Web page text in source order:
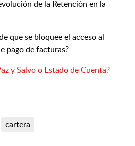
de la Retención en la
que se bloquee el acceso al
pago de facturas?
y Salvo o Estado de Cuenta?
cartera